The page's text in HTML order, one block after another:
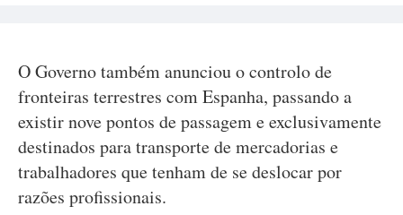
O Governo também anunciou o controlo de
fronteiras terrestres com Espanha, passando a
existir nove pontos de passagem e exclusivamente
destinados para transporte de mercadorias e
trabalhadores que tenham de se deslocar por
razões profissionais.